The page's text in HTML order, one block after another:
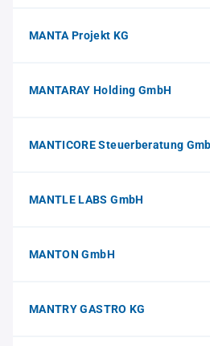
MANTA Projekt KG
MANTARAY Holding GmbH
MANTICORE Steuerberatung
MANTLE LABS GmbH
MANTON GmbH
MANTRY GASTRO KG